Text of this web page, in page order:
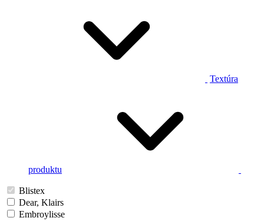
Textúra
produktu
Blistex
Dear, Klairs
Embroylisse